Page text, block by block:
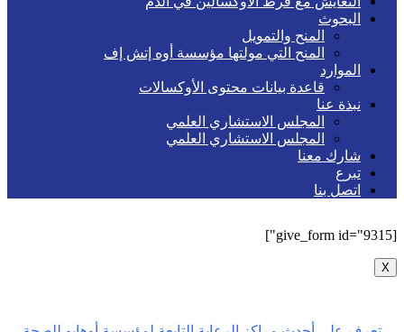
البحوث
المنح والتمويل
المنح التي مولتها مؤسسة أوه إتش إف
الموارد
قاعدة بيانات محتوى الأوكسالات
نبذة عنا
المجلس الاستشاري العلمي
المجلس الاستشاري العلمي
شارك معنا
تبرع
اتصل بنا
[give_form id="9315"]
X